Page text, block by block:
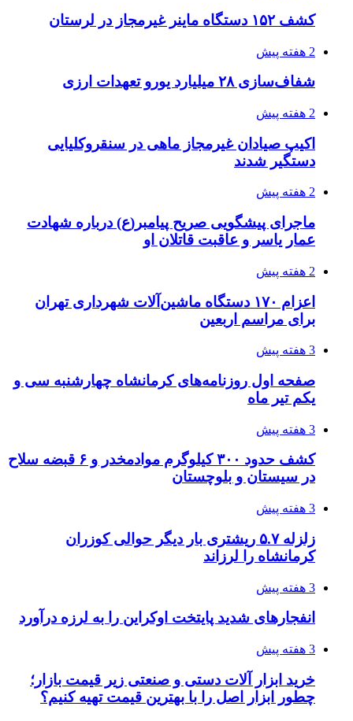
کشف ۱۵۲ دستگاه ماینر غیرمجاز در لرستان
2 هفته پیش
شفاف‌سازی ۲۸ میلیارد یورو تعهدات ارزی
2 هفته پیش
اکیپ صیادان غیرمجاز ماهی در سنقروکلیایی
دستگیر شدند
2 هفته پیش
ماجرای پیشگویی صریح پیامبر(ع) درباره شهادت
عمار یاسر و عاقبت قاتلان او
2 هفته پیش
اعزام ۱۷۰ دستگاه ماشین‌آلات شهرداری تهران
برای مراسم اربعین
3 هفته پیش
صفحه اول روزنامه‌های کرمانشاه چهارشنبه سی و
یکم تیر ماه
3 هفته پیش
کشف حدود ۳۰۰ کیلوگرم موادمخدر و ۶ قبضه سلاح
در سیستان و بلوچستان
3 هفته پیش
زلزله ۵.۷ ریشتری بار دیگر حوالی کوزران
کرمانشاه را لرزاند
3 هفته پیش
انفجارهای شدید پایتخت اوکراین را به لرزه درآورد
3 هفته پیش
خرید ابزار آلات دستی و صنعتی زیر قیمت بازار؛
چطور ابزار اصل را با بهترین قیمت تهیه کنیم؟